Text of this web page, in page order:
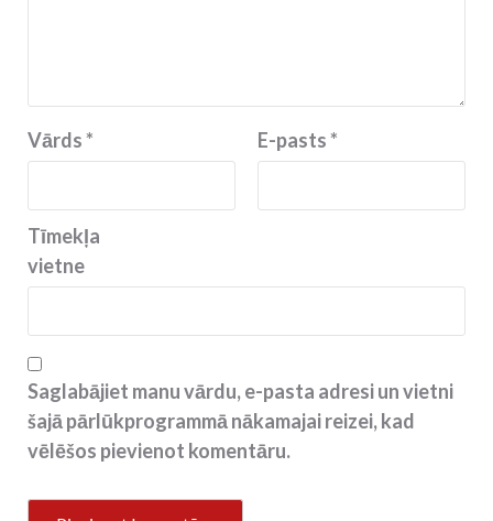
Vārds* E-pasts*
Tīmekļa
vietne
Saglabājiet manu vārdu, e-pasta adresi un vietni
šajā pārlūkprogrammā nākamajai reizei, kad
vēlēšos pievienot komentāru.